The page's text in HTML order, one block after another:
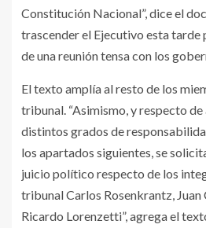
Constitución Nacional”, dice el
trascender el Ejecutivo esta tarde
de una reunión tensa con los
El texto amplía al resto de los
tribunal. “Asimismo, y respecto de
distintos grados de
los apartados siguientes, se
juicio político respecto de los
tribunal Carlos Rosenkrantz,
Ricardo Lorenzetti”, agrega el